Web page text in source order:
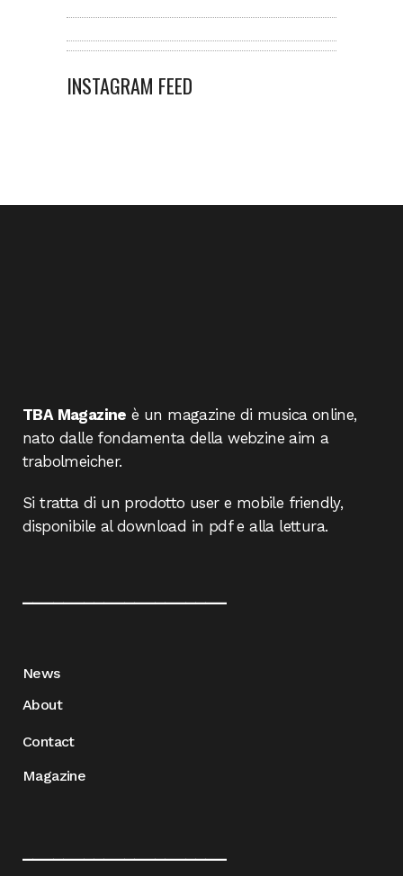
INSTAGRAM FEED
TBA Magazine è un magazine di musica online,
nato dalle fondamenta della webzine aim a
trabolmeicher.
Si tratta di un prodotto user e mobile friendly,
disponibile al download in pdf e alla lettura.
News
About
Contact
Magazine